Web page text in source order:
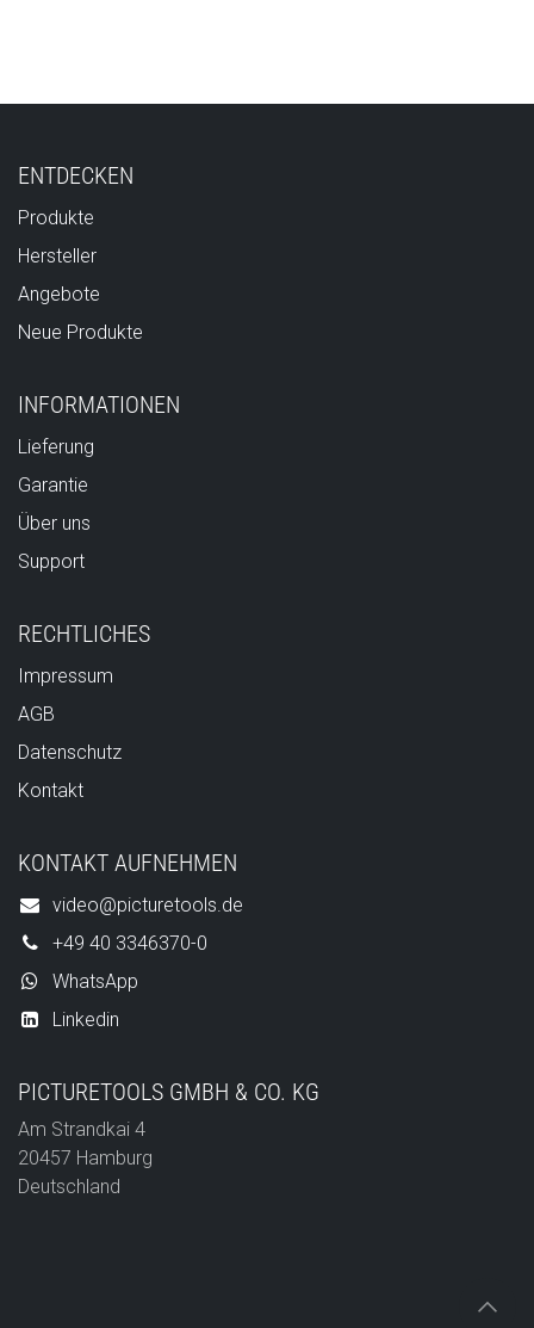
ENTDECKEN
Produkte
Hersteller
Angebote
Neue Produkte
INFORMATIONEN
Lieferung
Garantie
Über uns
Support
RECHTLICHES
Impressum
AGB
Datenschutz
Kontakt
KONTAKT AUFNEHMEN
video@picturetools.de
+49 40 3346370-0
WhatsApp
Linkedin
PICTURETOOLS GMBH & CO. KG
Am Strandkai 4
20457 Hamburg
Deutschland